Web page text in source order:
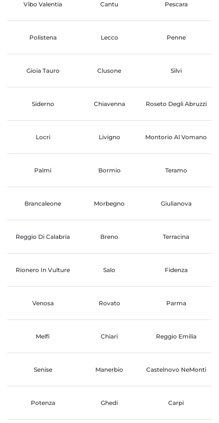
Vibo Valentia Cantu Pescara
Polistena Lecco Penne
Gioia Tauro Clusone Silvi
Siderno Chiavenna Roseto Degli Abruzzi
Locri Livigno Montorio Al Vomano
Palmi Bormio Teramo
Brancaleone Morbegno Giulianova
Reggio Di Calabria Breno Terracina
Rionero In Vulture Salo Fidenza
Venosa Rovato Parma
Melfi Chiari Reggio Emilia
Senise Manerbio Castelnovo NeMonti
Potenza Ghedi Carpi